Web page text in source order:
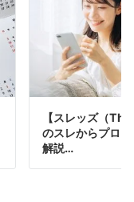
【スレッズ（
のスレからプロ
解説…